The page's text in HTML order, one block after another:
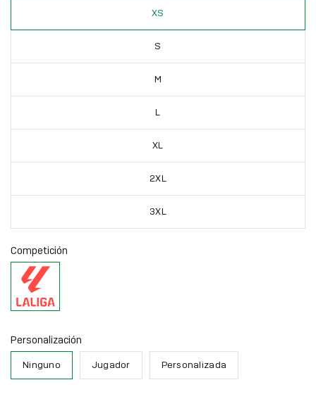
XS
S
M
L
XL
2XL
3XL
Competición
La
Liga
Personalización
Ninguno Jugador Personalizada